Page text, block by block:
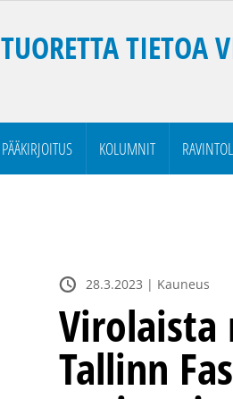
TUORETTA TIETOA
PÄÄKIRJOITUS KOLUMNIT
28.3.2023 | Kauneus
Virolaista
Tallinn